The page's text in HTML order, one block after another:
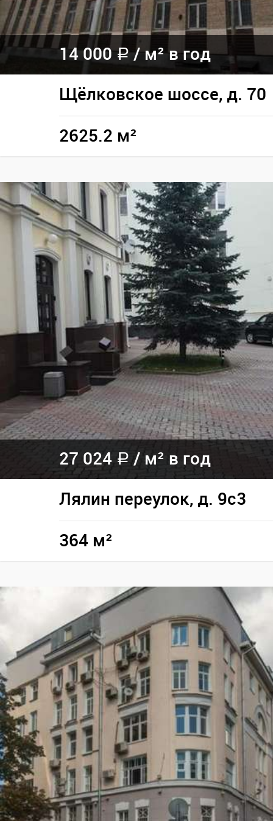
14 000a /м² в год
Щёлковское шоссе, д. 70
2625.2 м²
27 024 a / м² в год
Лялин переулок, д. 9с3
364 м²